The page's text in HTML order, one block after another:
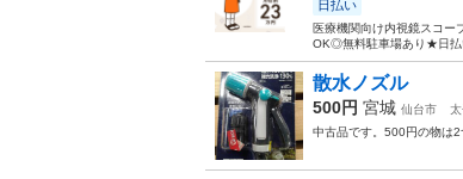
日払い
医療機関向け内視鏡スコ
OK◎無料駐車場あり★日払
散水ノズル
500円 宮城 仙台市
中古品です。500円の物は2